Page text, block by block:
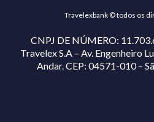
Travelexbank © todos os
CNPJ DE NÚMERO:
Travelex S.A – Av. Engenheiro
Andar. CEP: 04571-010 –